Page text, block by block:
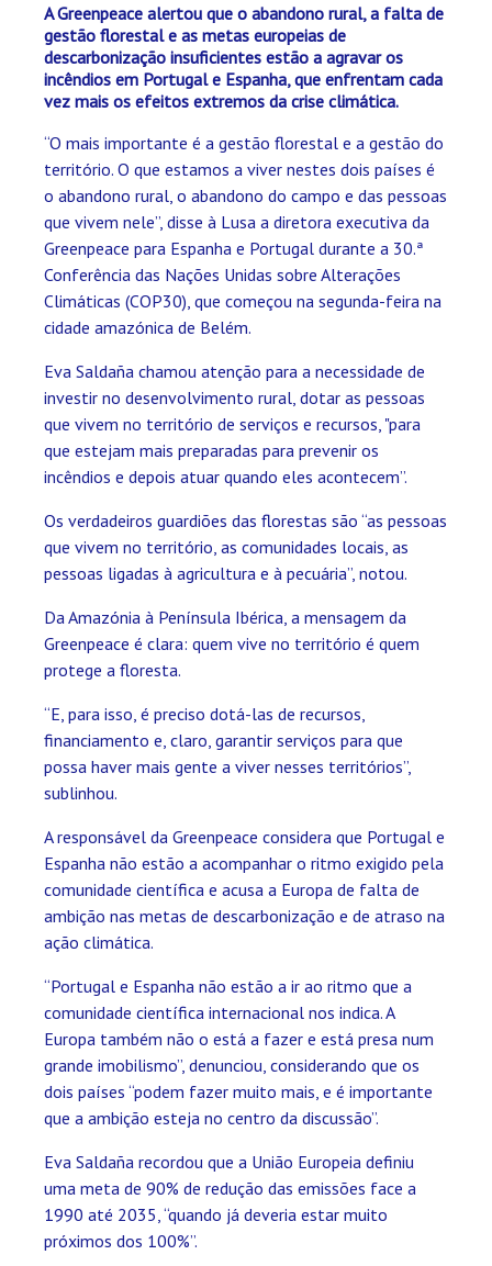
A Greenpeace alertou que o abandono rural, a falta de
gestão florestal e as metas europeias de
descarbonização insuficientes estão a agravar os
incêndios em Portugal e Espanha, que enfrentam cada
vez mais os efeitos extremos da crise climática.
“O mais importante é a gestão florestal e a gestão do
território. O que estamos a viver nestes dois países é
o abandono rural, o abandono do campo e das pessoas
que vivem nele”, disse à Lusa a diretora executiva da
Greenpeace para Espanha e Portugal durante a 30.ª
Conferência das Nações Unidas sobre Alterações
Climáticas (COP30), que começou na segunda-feira na
cidade amazónica de Belém.
Eva Saldaña chamou atenção para a necessidade de
investir no desenvolvimento rural, dotar as pessoas
que vivem no território de serviços e recursos, "para
que estejam mais preparadas para prevenir os
incêndios e depois atuar quando eles acontecem”.
Os verdadeiros guardiões das florestas são “as pessoas
que vivem no território, as comunidades locais, as
pessoas ligadas à agricultura e à pecuária”, notou.
Da Amazónia à Península Ibérica, a mensagem da
Greenpeace é clara: quem vive no território é quem
protege a floresta.
“E, para isso, é preciso dotá-las de recursos,
financiamento e, claro, garantir serviços para que
possa haver mais gente a viver nesses territórios”,
sublinhou.
A responsável da Greenpeace considera que Portugal e
Espanha não estão a acompanhar o ritmo exigido pela
comunidade científica e acusa a Europa de falta de
ambição nas metas de descarbonização e de atraso na
ação climática.
“Portugal e Espanha não estão a ir ao ritmo que a
comunidade científica internacional nos indica. A
Europa também não o está a fazer e está presa num
grande imobilismo”, denunciou, considerando que os
dois países “podem fazer muito mais, e é importante
que a ambição esteja no centro da discussão”.
Eva Saldaña recordou que a União Europeia definiu
uma meta de 90% de redução das emissões face a
1990 até 2035, “quando já deveria estar muito
próximos dos 100%”.